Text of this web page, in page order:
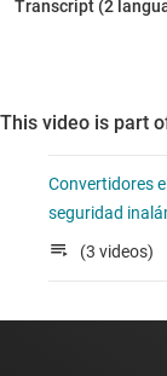
This video is part
Convertidores
seguridad
(3 videos)